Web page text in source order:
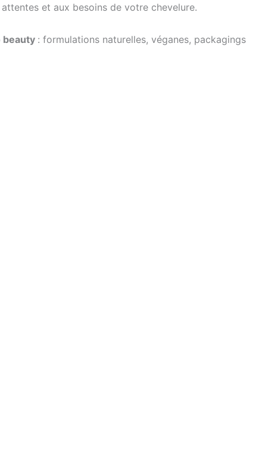
et aux besoins de votre chevelure.
beauty : formulations naturelles, véganes, packagings